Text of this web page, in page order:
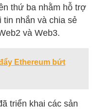
thứ ba nhằm hỗ trợ
tin nhắn và chia sẻ
và Web3.
Ethereum bứt
triển khai các sản